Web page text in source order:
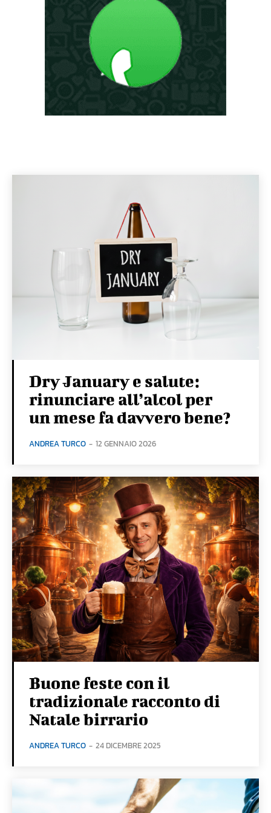
Dry January e salute:
rinunciare all’alcol per
un mese fa davvero bene?
ANDREA TURCO - 12 GENNAIO 2026
Buone feste con il
tradizionale racconto di
Natale birrario
ANDREA TURCO - 24 DICEMBRE 2025